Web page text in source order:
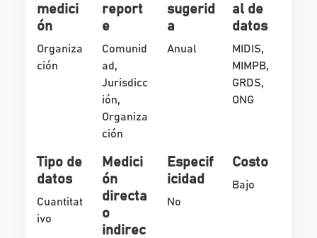
medici
ón
Organiza
ción
report
e
Comunid
ad,
Jurisdicc
ión,
Organiza
ción
sugerid
a
Anual
al de
datos
MIDIS,
MIMPB,
GRDS,
ONG
Tipo de
datos
Cuantitat
ivo
Medici
ón
directa
o
indirec
Especif
icidad
No
Costo
Bajo